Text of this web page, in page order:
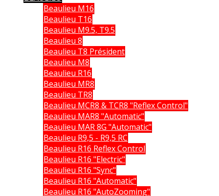
Beaulieu M16
Beaulieu T16
Beaulieu M9.5, T9.5
Beaulieu 8
Beaulieu T8 Président
Beaulieu M8
Beaulieu R16
Beaulieu MR8
Beaulieu TR8
Beaulieu MCR8 & TCR8 "Reflex Control"
Beaulieu MAR8 "Automatic"
Beaulieu MAR 8G "Automatic"
Beaulieu R9,5 - R9,5 RC
Beaulieu R16 Reflex Control
Beaulieu R16 "Electric"
Beaulieu R16 "Sync"
Beaulieu R16 "Automatic"
Beaulieu R16 "AutoZooming"